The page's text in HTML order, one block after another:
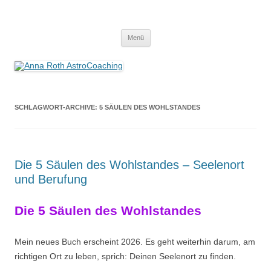
Menü
SCHLAGWORT-ARCHIVE: 5 SÄULEN DES WOHLSTANDES
Die 5 Säulen des Wohlstandes – Seelenort
und Berufung
Die 5 Säulen des Wohlstandes
Mein neues Buch erscheint 2026. Es geht weiterhin darum, am
richtigen Ort zu leben, sprich: Deinen Seelenort zu finden.